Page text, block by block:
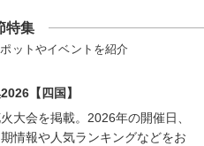
特集
ットやイベントを紹介
【四国】
大会を掲載。2026年の開催日、
情報や人気ランキングなどをお